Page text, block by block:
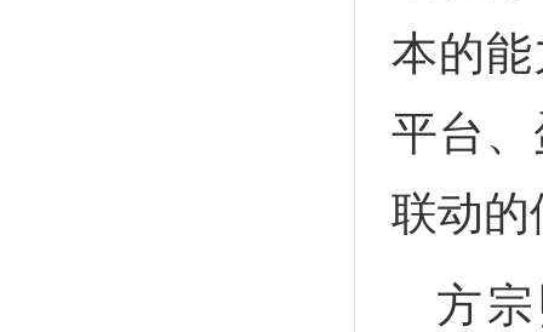
本的
平台
联动的
方